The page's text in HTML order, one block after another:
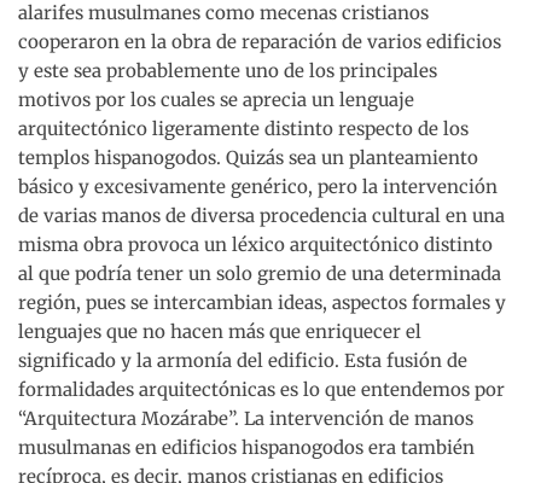
alarifes musulmanes como mecenas cristianos
cooperaron en la obra de reparación de varios edificios
y este sea probablemente uno de los principales
motivos por los cuales se aprecia un lenguaje
arquitectónico ligeramente distinto respecto de los
templos hispanogodos. Quizás sea un planteamiento
básico y excesivamente genérico, pero la intervención
de varias manos de diversa procedencia cultural en una
misma obra provoca un léxico arquitectónico distinto
al que podría tener un solo gremio de una determinada
región, pues se intercambian ideas, aspectos formales y
lenguajes que no hacen más que enriquecer el
significado y la armonía del edificio. Esta fusión de
formalidades arquitectónicas es lo que entendemos por
“Arquitectura Mozárabe”. La intervención de manos
musulmanas en edificios hispanogodos era también
recíproca, es decir, manos cristianas en edificios